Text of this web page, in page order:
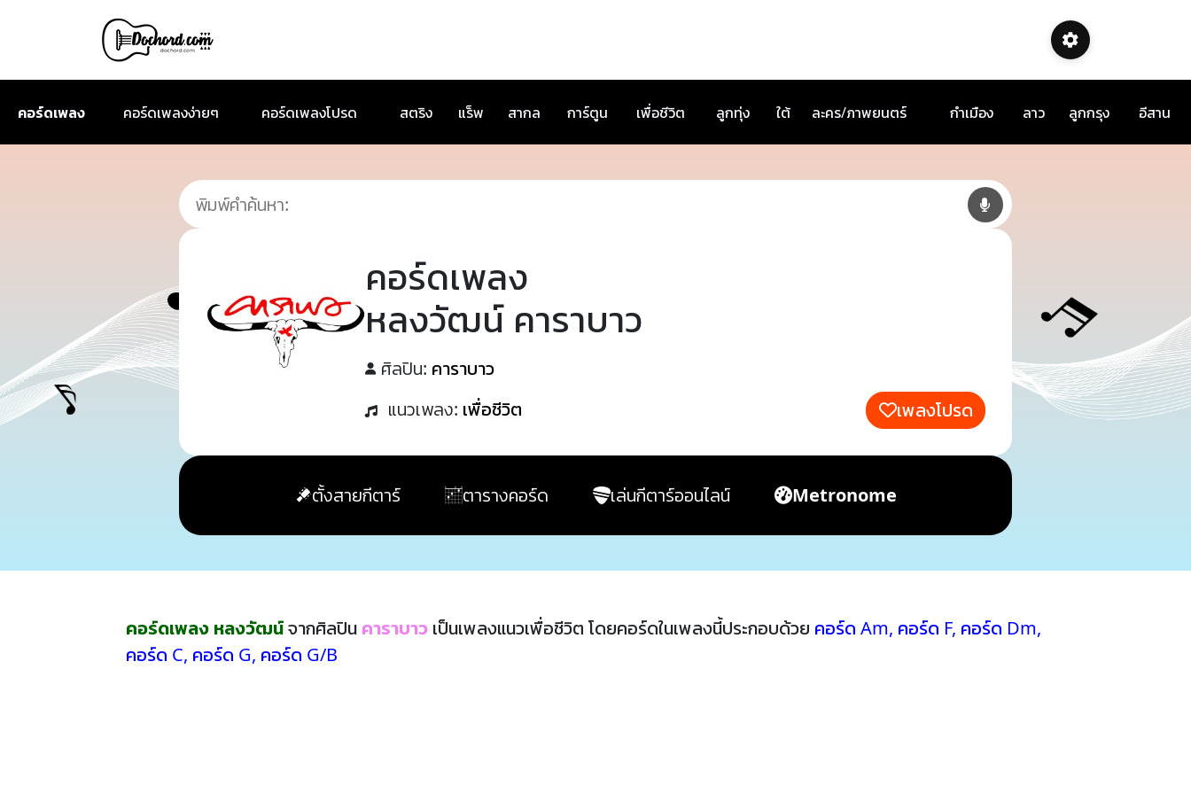
คอร์ดเพลง คอร์ดเพลงง่ายๆ คอร์ดเพลงโปรด สตริง แร็พ สากล การ์ตูน เพื่อชีวิต ลูกทุ่ง ใต้ ละคร/ภาพยนตร์ กำเมือง ลาว ลูกกรุง อีสาน
คอร์ดเพลง
หลงวัฒน์ คาราบาว
ศิลปิน: คาราบาว
แนวเพลง: เพื่อชีวิต เพลงโปรด
ตั้งสายกีตาร์ ตารางคอร์ด เล่นกีตาร์ออนไลน์ Metronome
คอร์ดเพลง หลงวัฒน์จากศิลปิน คาราบาว เป็นเพลงแนวเพื่อชีวิต โดยคอร์ดในเพลงนี้ประกอบด้วย คอร์ด Am, คอร์ด F, คอร์ด Dm,
คอร์ด C, คอร์ด G, คอร์ด G/B